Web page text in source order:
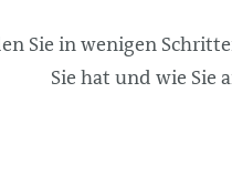
Sie in wenigen
Sie hat und wie